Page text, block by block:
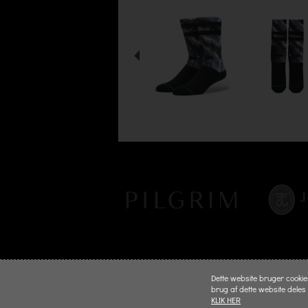
Dette website bruger
brug af dette website
KLIK HER